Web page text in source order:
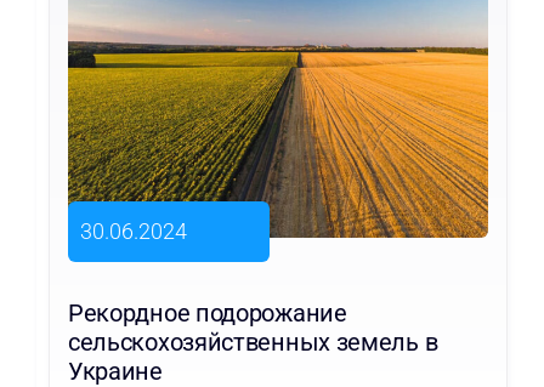
30.06.2024
Рекордное подорожание
сельскохозяйственных земель в
Украине